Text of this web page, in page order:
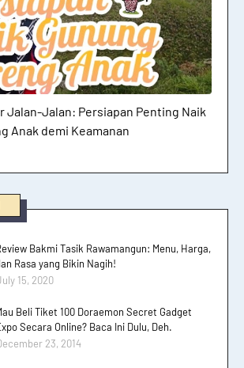
Jalan-Jalan: Persiapan Penting Naik
Anak demi Keamanan
Bakmi Tasik Rawamangun: Menu, Harga,
Rasa yang Bikin Nagih!
15, 2020
Beli Tiket 100 Doraemon Secret Gadget
Secara Online? Baca Ini Dulu, Deh.
23, 2014